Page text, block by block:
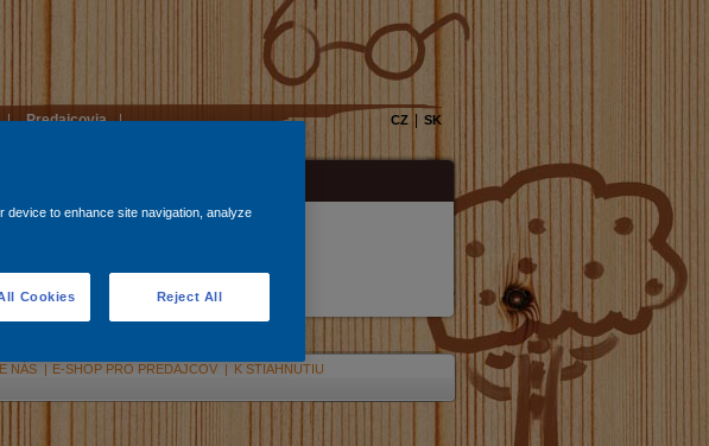
| Predajcovia | CZ SK
NÁS|E-SHOP PRO PREDAJCOV| K STIAHNUTIU
device to enhance site navigation, analyze
Reject All
Cookies